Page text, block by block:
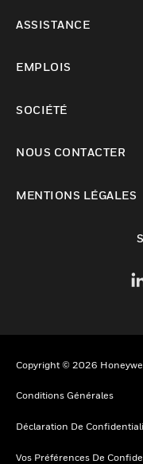
ASSISTANCE
EMPLOIS
SOCIÉTÉ
NOUS CONTACTER
MENTIONS LÉGALES
Copyright © 2026
Conditions Générales
Déclaration De
Vos Préférences De